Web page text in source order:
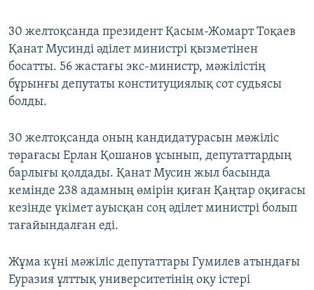
30 желтоқсанда президент Қасым-Жомарт Тоқаев
Қанат Мусинді әділет министрі қызметінен
босатты. 56 жастағы экс-министр, мәжілістің
бұрынғы депутаты конституциялық сот судьясы
болды.
30 желтоқсанда оның кандидатурасын мәжіліс
төрағасы Ерлан Қошанов ұсынып, депутаттардың
барлығы қолдады. Қанат Мусин жыл басында
кемінде 238 адамның өмірін қиған Қаңтар оқиғасы
кезінде үкімет ауысқан соң әділет министрі болып
тағайындалған еді.
Жұма күні мәжіліс депутаттары Гумилев атындағы
Еуразия ұлттық университетінің оқу істері